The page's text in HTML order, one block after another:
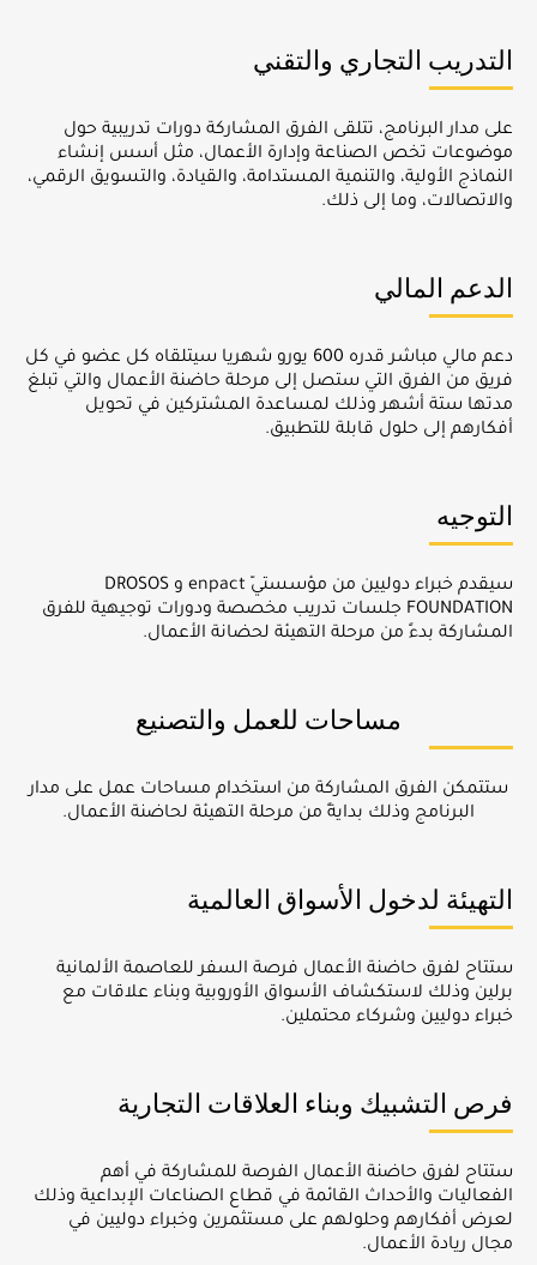
التدريب التجاري والتقني
على مدار البرنامج، تتلقى الفرق المشاركة دورات تدريبية حول
موضوعات تخص الصناعة وإدارة الأعمال، مثل أسس إنشاء
النماذج الأولية، والتنمية المستدامة، والقيادة، والتسويق الرقمي،
والاتصالات، وما إلى ذلك.
الدعم المالي
دعم مالي مباشر قدره 600 يورو شهريا سيتلقاه كل عضو في كل
فريق من الفرق التي ستصل إلى مرحلة حاضنة الأعمال والتي تبلغ
مدتها ستة أشهر وذلك لمساعدة المشتركين في تحويل
أفكارهم إلى حلول قابلة للتطبيق.
التوجيه
سيقدم خبراء دوليين من مؤسستيّ enpact و DROSOS
FOUNDATION جلسات تدريب مخصصة ودورات توجيهية للفرق
المشاركة بدءً من مرحلة التهيئة لحضانة الأعمال.
مساحات للعمل والتصنيع
ستتمكن الفرق المشاركة من استخدام مساحات عمل على مدار
البرنامج وذلك بدايةً من مرحلة التهيئة لحاضنة الأعمال.
التهيئة لدخول الأسواق العالمية
ستتاح لفرق حاضنة الأعمال فرصة السفر للعاصمة الألمانية
برلين وذلك لاستكشاف الأسواق الأوروبية وبناء علاقات مع
خبراء دوليين وشركاء محتملين.
فرص التشبيك وبناء العلاقات التجارية
ستتاح لفرق حاضنة الأعمال الفرصة للمشاركة في أهم
الفعاليات والأحداث القائمة في قطاع الصناعات الإبداعية وذلك
لعرض أفكارهم وحلولهم على مستثمرين وخبراء دوليين في
مجال ريادة الأعمال.